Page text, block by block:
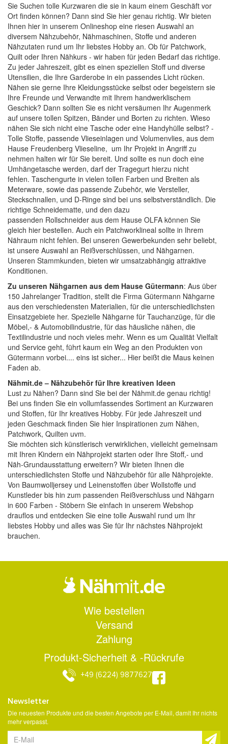
Sie Suchen tolle Kurzwaren die sie in kaum einem Geschäft vor
Ort finden können? Dann sind Sie hier genau richtig. Wir bieten
Ihnen hier in unserem Onlineshop eine riesen Auswahl an
diversem Nähzubehör, Nähmaschinen, Stoffe und anderen
Nähzutaten rund um Ihr liebstes Hobby an. Ob für Patchwork,
Quilt oder Ihren Nähkurs - wir haben für jeden Bedarf das richtige.
Zu jeder Jahreszeit, gibt es einen speziellen Stoff und diverse
Utensilien, die Ihre Garderobe in ein passendes Licht rücken.
Nähen sie gerne Ihre Kleidungsstücke selbst oder begeistern sie
Ihre Freunde und Verwandte mit Ihrem handwerklischem
Geschick? Dann sollten Sie es nicht versäumen Ihr Augenmerk
auf unsere tollen Spitzen, Bänder und Borten zu richten. Wieso
nähen Sie sich nicht eine Tasche oder eine Handyhülle selbst? -
Tolle Stoffe, passende Vlieseinlagen und Volumenvlies, aus dem
Hause Freudenberg Vlieseline, um Ihr Projekt in Angriff zu
nehmen halten wir für Sie bereit. Und sollte es nun doch eine
Umhängetasche werden, darf der Tragegurt hierzu nicht
fehlen. Taschengurte in vielen tollen Farben und Breiten als
Meterware, sowie das passende Zubehör, wie Versteller,
Steckschnallen, und D-Ringe sind bei uns selbstverständlich. Die
richtige Schneidematte, und den dazu
passenden Rollschneider aus dem Hause OLFA können Sie
gleich hier bestellen. Auch ein Patchworklineal sollte in Ihrem
Nähraum nicht fehlen. Bei unseren Gewerbekunden sehr beliebt,
ist unsere Auswahl an Reißverschlüssen, und Nähgarnen.
Unseren Stammkunden, bieten wir umsatzabhängig attraktive
Konditionen.
Zu unseren Nähgarnen aus dem Hause Gütermann: Aus über
150 Jahrelanger Tradition, stellt die Firma Gütermann Nähgarne
aus den verschiedensten Materialien, für die unterschiedlichsten
Einsatzgebiete her. Spezielle Nähgarne für Tauchanzüge, für die
Möbel,- & Automobilindustrie, für das häusliche nähen, die
Textilindustrie und noch vieles mehr. Wenn es um Qualität Vielfalt
und Service geht, führt kaum ein Weg an den Produkten von
Gütermann vorbei.... eins ist sicher... Hier beißt die Maus keinen
Faden ab.
Nähmit.de – Nähzubehör für Ihre kreativen Ideen
Lust zu Nähen? Dann sind Sie bei der Nähmit.de genau richtig!
Bei uns finden Sie ein vollumfassendes Sortiment an Kurzwaren
und Stoffen, für Ihr kreatives Hobby. Für jede Jahreszeit und
jeden Geschmack finden Sie hier Inspirationen zum Nähen,
Patchwork, Quilten uvm.
Sie möchten sich künstlerisch verwirklichen, vielleicht gemeinsam
mit Ihren Kindern ein Nähprojekt starten oder Ihre Stoff,- und
Näh-Grundausstattung erweitern? Wir bieten Ihnen die
unterschiedlichsten Stoffe und Nähzubehör für alle Nähprojekte.
Von Baumwolljersey und Leinenstoffen über Wollstoffe und
Kunstleder bis hin zum passenden Reißverschluss und Nähgarn
in 600 Farben - Stöbern Sie einfach in unserem Webshop
drauflos und entdecken Sie eine tolle Auswahl rund um Ihr
liebstes Hobby und alles was Sie für Ihr nächstes Nähprojekt
brauchen.
Wie bestellen
Versand
Zahlung
Produkt-Sicherheit & -Rückrufe
+49 (6224) 9877627
Newsletter
Die neuesten Produkte und die besten Angebote per E-Mail, damit Ihr nichts
mehr verpasst.
Newsletter